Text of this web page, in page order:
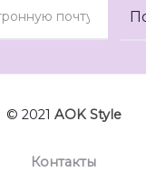
© 2021 AOK Style
Контакты